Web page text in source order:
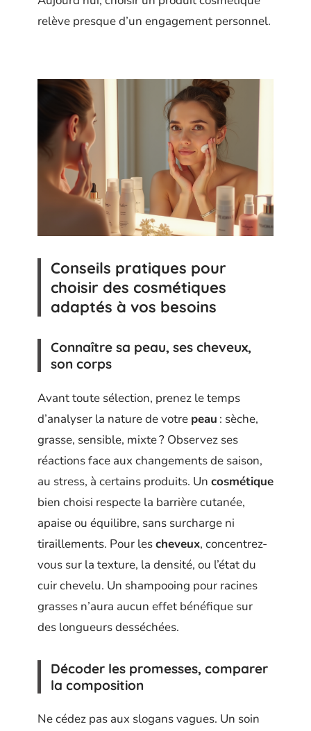
relève presque d’un engagement personnel.
Conseils pratiques pour
choisir des cosmétiques
adaptés à vos besoins
Connaître sa peau, ses cheveux,
son corps
Avant toute sélection, prenez le temps
d’analyser la nature de votre peau : sèche,
grasse, sensible, mixte ? Observez ses
réactions face aux changements de saison,
au stress, à certains produits. Un cosmétique
bien choisi respecte la barrière cutanée,
apaise ou équilibre, sans surcharge ni
tiraillements. Pour lescheveux, concentrez-
vous sur la texture, la densité, ou l’état du
cuir chevelu. Un shampooing pour racines
grasses n’aura aucun effet bénéfique sur
des longueurs desséchées.
Décoder les promesses, comparer
la composition
Ne cédez pas aux slogans vagues. Un soin